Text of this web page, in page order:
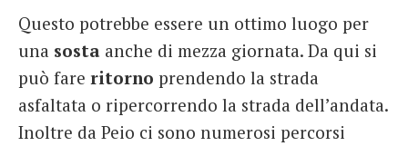
Questo potrebbe essere un ottimo luogo per
una sosta anche di mezza giornata. Da qui si
può fare ritorno prendendo la strada
asfaltata o ripercorrendo la strada dell’andata.
Inoltre da Peio ci sono numerosi percorsi